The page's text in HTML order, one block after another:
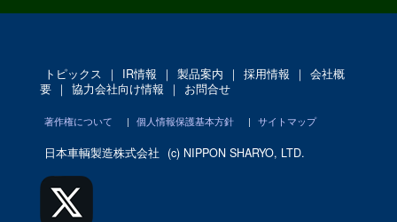
トピックス ｜ IR情報 ｜ 製品案内 ｜ 採用情報 ｜
会社概
要
｜ 協力会社向け情報 ｜ お問合せ
著作権について | 個人情報保護基本方針 | サイトマップ
日本車輌製造株式会社 (c) NIPPON SHARYO, LTD.